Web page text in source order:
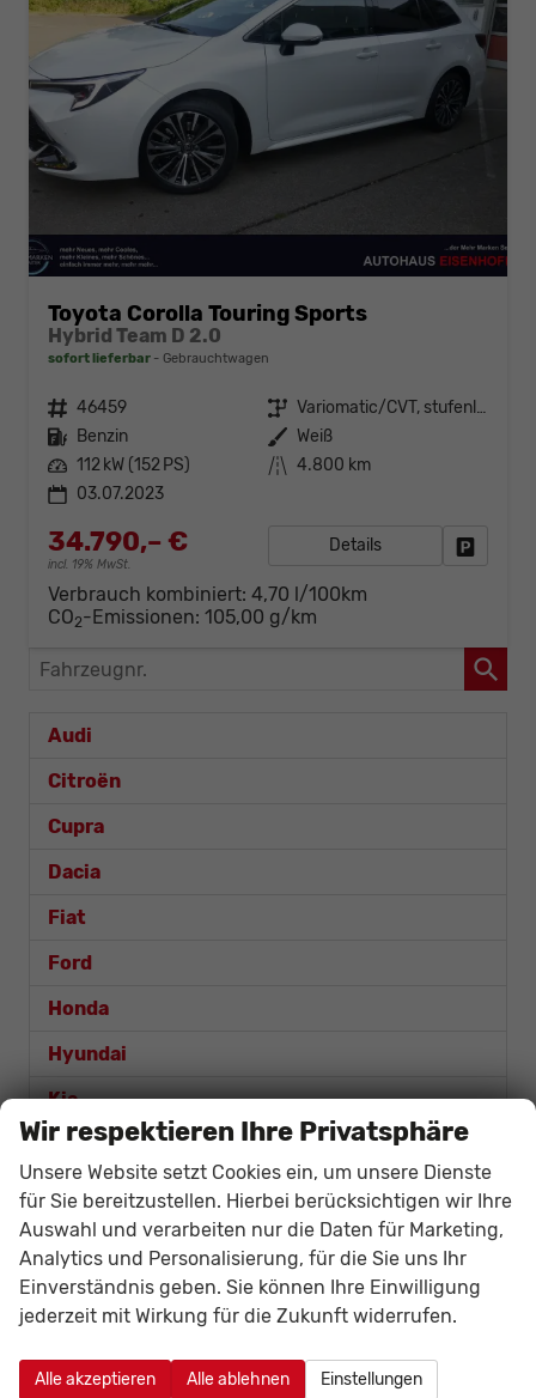
Toyota Corolla Touring Sports
Hybrid Team D 2.0
sofort lieferbar Gebrauchtwagen
Fahrzeugnr. 46459 Getriebe
Variomatic/CVT, stufenlos
Kraftstoff Benzin Außenfarbe Weiß
Leistung 112 kW (152 PS) Kilometerstand 4.800 km
03.07.2023
34.790,– €
incl. 19% MwSt.
Details
Verbrauch kombiniert: 4,70 l/100km
CO2-Emissionen: 105,00 g/km
Fahrzeugnr.
Audi
Citroën
Cupra
Dacia
Fiat
Ford
Honda
Hyundai
Kia
Mazda
Mercedes-Benz
MG
Nissan
Opel
Renault
Wir respektieren Ihre Privatsphäre
Unsere Website setzt Cookies ein, um unsere Dienste
für Sie bereitzustellen. Hierbei berücksichtigen wir Ihre
Auswahl und verarbeiten nur die Daten für Marketing,
Analytics und Personalisierung, für die Sie uns Ihr
Einverständnis geben. Sie können Ihre Einwilligung
jederzeit mit Wirkung für die Zukunft widerrufen.
Alle akzeptieren Alle ablehnen Einstellungen